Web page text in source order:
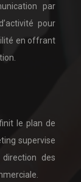
par
pour
en offrant
le plan de
supervise
des